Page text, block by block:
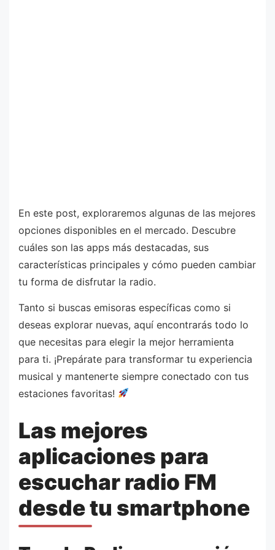
En este post, exploraremos algunas de las mejores
opciones disponibles en el mercado. Descubre
cuáles son las apps más destacadas, sus
características principales y cómo pueden cambiar
tu forma de disfrutar la radio.
Tanto si buscas emisoras específicas como si
deseas explorar nuevas, aquí encontrarás todo lo
que necesitas para elegir la mejor herramienta
para ti. ¡Prepárate para transformar tu experiencia
musical y mantenerte siempre conectado con tus
estaciones favoritas!
Las mejores
aplicaciones para
escuchar radio FM
desde tu smartphone